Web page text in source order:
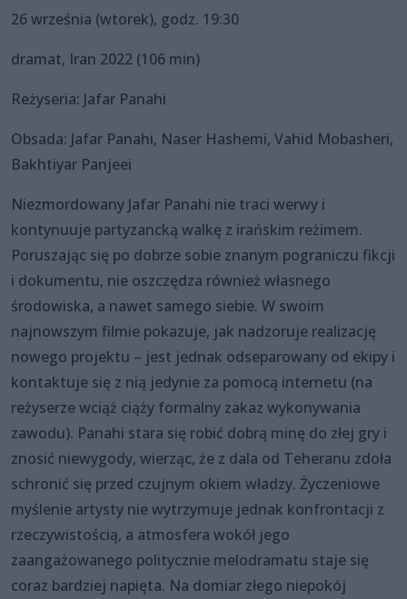
26 września (wtorek), godz. 19:30
dramat, Iran 2022 (106 min)
Reżyseria: Jafar Panahi
Obsada: Jafar Panahi, Naser Hashemi, Vahid Mobasheri,
Bakhtiyar Panjeei
Niezmordowany Jafar Panahi nie traci werwy i
kontynuuje partyzancką walkę z irańskim reżimem.
Poruszając się po dobrze sobie znanym pograniczu fikcji
i dokumentu, nie oszczędza również własnego
środowiska, a nawet samego siebie. W swoim
najnowszym filmie pokazuje, jak nadzoruje realizację
nowego projektu – jest jednak odseparowany od ekipy i
kontaktuje się z nią jedynie za pomocą internetu (na
reżyserze wciąż ciąży formalny zakaz wykonywania
zawodu). Panahi stara się robić dobrą minę do złej gry i
znosić niewygody, wierząc, że z dala od Teheranu zdoła
schronić się przed czujnym okiem władzy. Życzeniowe
myślenie artysty nie wytrzymuje jednak konfrontacji z
rzeczywistością, a atmosfera wokół jego
zaangażowanego politycznie melodramatu staje się
coraz bardziej napięta. Na domiar złego niepokój